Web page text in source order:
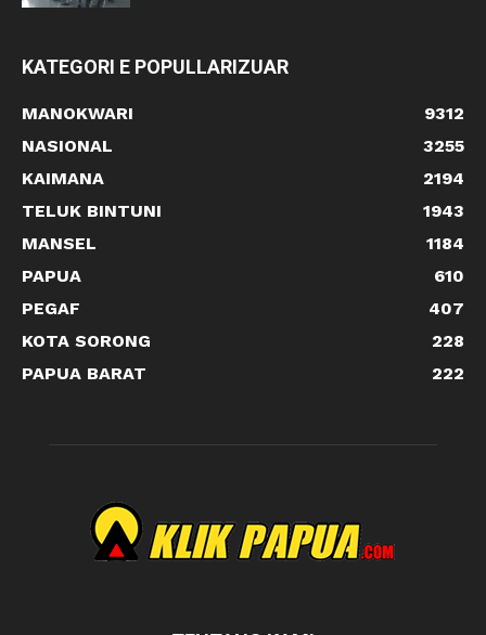
KATEGORI E POPULLARIZUAR
MANOKWARI
9312
NASIONAL
3255
KAIMANA
2194
TELUK BINTUNI
1943
MANSEL
1184
PAPUA
610
PEGAF
407
KOTA SORONG
228
PAPUA BARAT
222